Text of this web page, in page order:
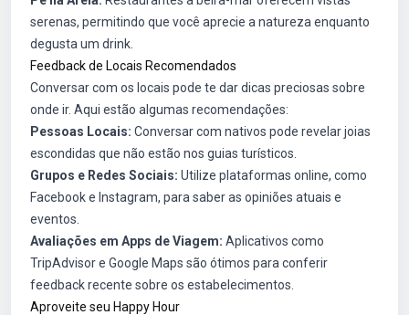
serenas, permitindo que você aprecie a natureza enquanto
degusta um drink.
Feedback de Locais Recomendados
Conversar com os locais pode te dar dicas preciosas sobre
onde ir. Aqui estão algumas recomendações:
Pessoas Locais: Conversar com nativos pode revelar joias
escondidas que não estão nos guias turísticos.
Grupos e Redes Sociais: Utilize plataformas online, como
Facebook e Instagram, para saber as opiniões atuais e
eventos.
Avaliações em Apps de Viagem: Aplicativos como
TripAdvisor e Google Maps são ótimos para conferir
feedback recente sobre os estabelecimentos.
Aproveite seu Happy Hour